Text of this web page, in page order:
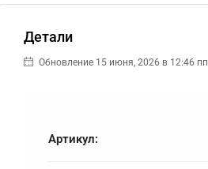
Детали
Обновление 15 июня, 2026 в 12:46 пп
Артикул: